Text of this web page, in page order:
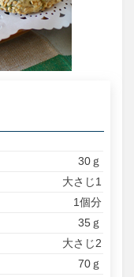
30ｇ
大さじ1
1個分
35ｇ
大さじ2
70ｇ